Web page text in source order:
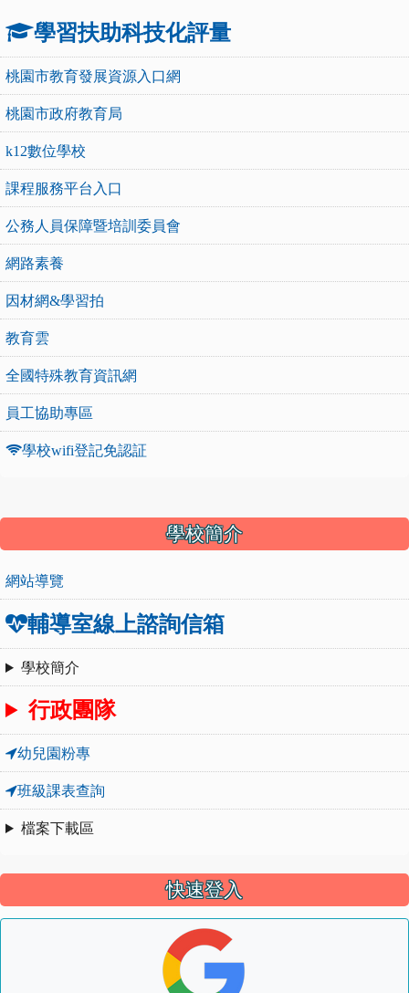
學習扶助科技化評量
桃園市教育發展資源入口網
桃園市政府教育局
k12數位學校
課程服務平台入口
公務人員保障暨培訓委員會
網路素養
因材網&學習拍
教育雲
全國特殊教育資訊網
員工協助專區
學校wifi登記免認証
學校簡介
網站導覽
輔導室線上諮詢信箱
學校簡介
行政團隊
幼兒園粉專
班級課表查詢
檔案下載區
快速登入